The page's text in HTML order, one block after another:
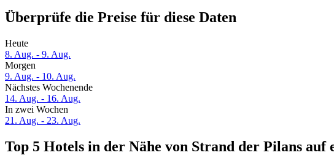
Überprüfe die Preise für diese Daten
Heute
8. Aug. - 9. Aug.
Morgen
9. Aug. - 10. Aug.
Nächstes Wochenende
14. Aug. - 16. Aug.
In zwei Wochen
21. Aug. - 23. Aug.
Top 5 Hotels in der Nähe von Strand der Pilans auf